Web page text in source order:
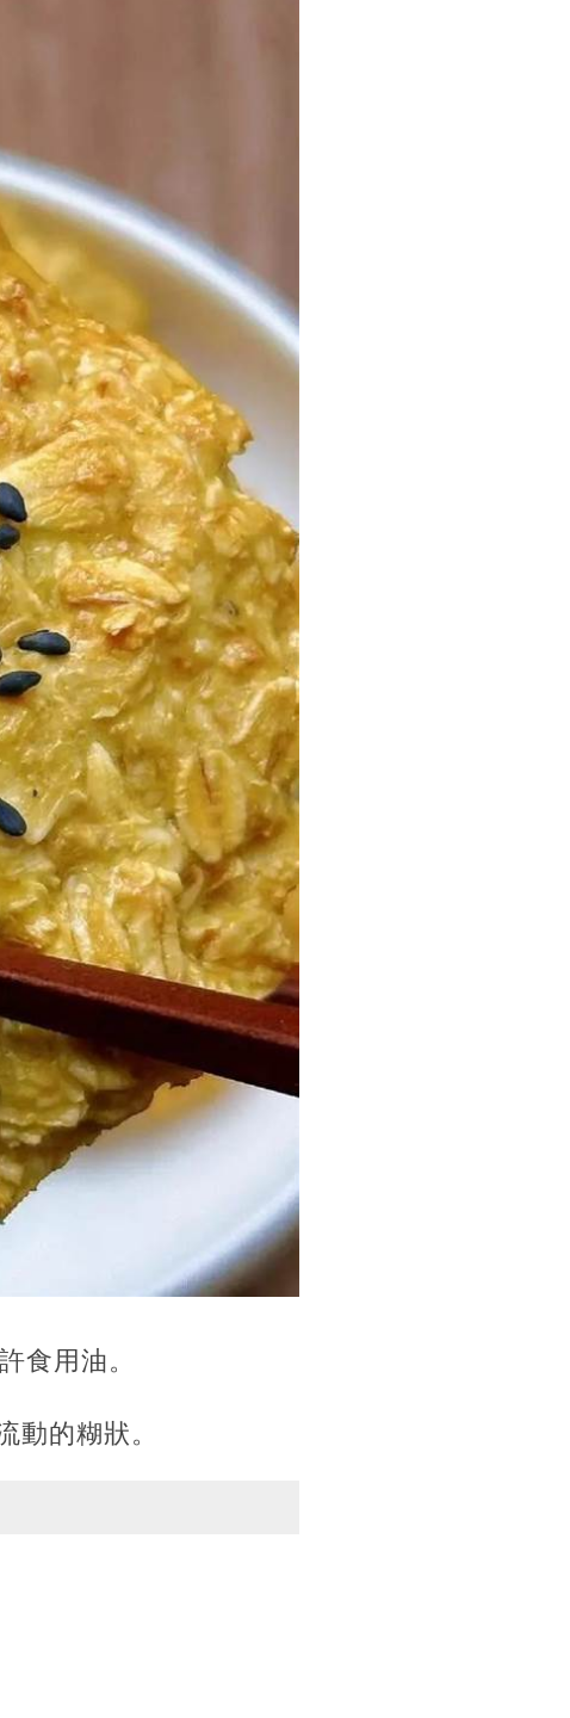
食用油。
動的糊狀。